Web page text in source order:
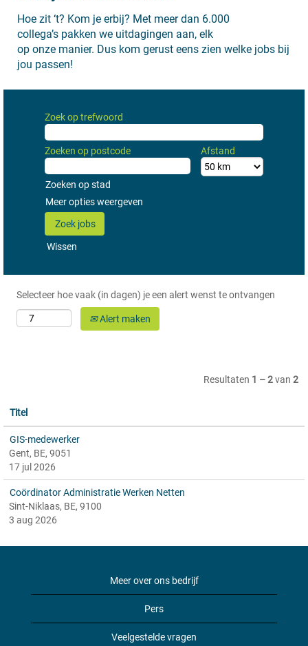
Hoe zit ‘t? Kom je erbij? Met meer dan 6.000
collega’s pakken we uitdagingen aan, elk
op onze manier. Dus kom gerust eens zien welke jobs bij
jou passen!
Zoek op trefwoord
Zoeken op postcode Afstand
Zoeken op stad
Meer opties weergeven
Wissen
Selecteer hoe vaak (in dagen) je een alert wenst te ontvangen
Alert maken
Resultaten 1 – 2van 2
Titel
GIS-medewerker
Gent, BE, 9051
17 jul 2026
Coördinator Administratie Werken Netten
Sint-Niklaas, BE, 9100
3 aug 2026
Meer over ons bedrijf
Pers
Veelgestelde vragen